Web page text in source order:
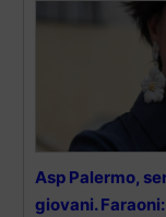
Asp Palermo,
giovani.